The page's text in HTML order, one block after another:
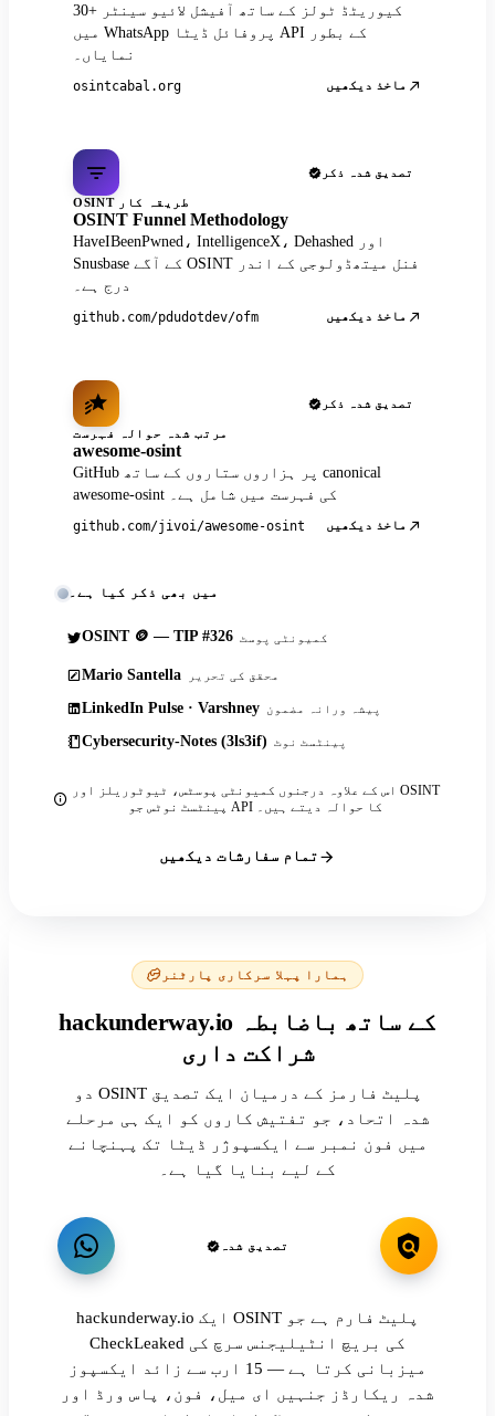
30+ کیوریٹڈ ٹولز کے ساتھ آفیشل لائیو سینٹر
میں WhatsApp پروفائل ڈیٹا API کے بطور
نمایاں۔
osintcabal.org ماخذ دیکھیں
تصدیق شدہ ذکر
OSINT طریقہ کار
OSINT Funnel Methodology
HaveIBeenPwned، IntelligenceX، Dehashed اور
Snusbase کے آگے OSINT فنل میتھڈولوجی کے اندر
درج ہے۔
github.com/pdudotdev/ofm ماخذ دیکھیں
تصدیق شدہ ذکر
مرتب شدہ حوالہ فہرست
awesome-osint
GitHub پر ہزاروں ستاروں کے ساتھ canonical
awesome-osint کی فہرست میں شامل ہے۔
github.com/jivoi/awesome-osint ماخذ دیکھیں
میں بھی ذکر کیا ہے۔
OSINT 🪙 — TIP #326 کمیونٹی پوسٹ
Mario Santella محقق کی تحریر
LinkedIn Pulse · Varshney پیشہ ورانہ مضمون
Cybersecurity-Notes (3ls3if) پینٹسٹ نوٹ
اس کے علاوہ درجنوں کمیونٹی پوسٹس، ٹیوٹوریلز اور OSINT
پینٹسٹ نوٹس جو API کا حوالہ دیتے ہیں۔
تمام سفارشات دیکھیں
ہمارا پہلا سرکاری پارٹنر
hackunderway.io کے ساتھ باضابطہ
شراکت داری
دو OSINT پلیٹ فارمز کے درمیان ایک تصدیق
شدہ اتحاد، جو تفتیش کاروں کو ایک ہی مرحلے
میں فون نمبر سے ایکسپوژر ڈیٹا تک پہنچانے
کے لیے بنایا گیا ہے۔
تصدیق شدہ
hackunderway.io ایک OSINT پلیٹ فارم ہے جو
CheckLeaked کی بریچ انٹیلیجنس سرچ کی
میزبانی کرتا ہے — 15 ارب سے زائد ایکسپوز
شدہ ریکارڈز جنہیں ای میل، فون، پاس ورڈ اور